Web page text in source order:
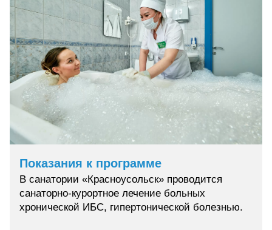
Показания к программе
В санатории «Красноусольск» проводится
санаторно-курортное лечение больных
хронической ИБС, гипертонической болезнью.